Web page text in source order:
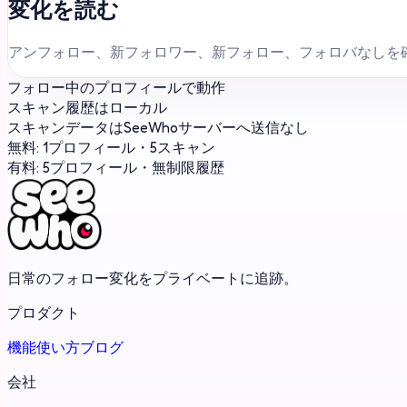
変化を読む
アンフォロー、新フォロワー、新フォロー、フォロバなしを
フォロー中のプロフィールで動作
スキャン履歴はローカル
スキャンデータはSeeWhoサーバーへ送信なし
無料: 1プロフィール・5スキャン
有料: 5プロフィール・無制限履歴
日常のフォロー変化をプライベートに追跡。
プロダクト
機能使い方ブログ
会社